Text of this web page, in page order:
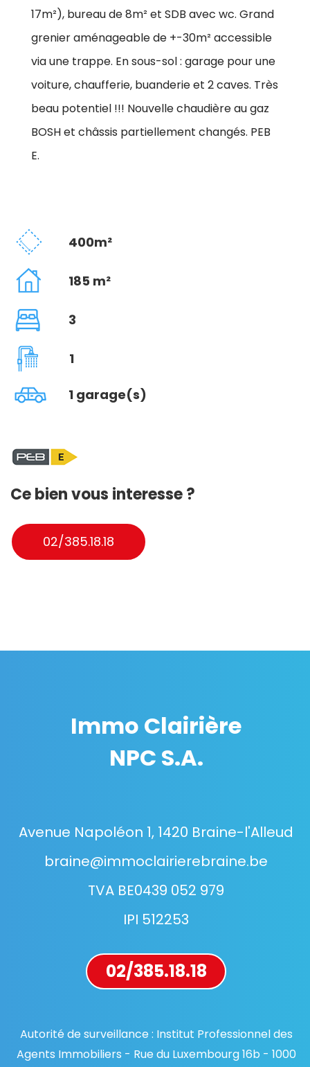
17m²), bureau de 8m² et SDB avec wc. Grand
grenier aménageable de +-30m² accessible
via une trappe. En sous-sol : garage pour une
voiture, chaufferie, buanderie et 2 caves. Très
beau potentiel !!! Nouvelle chaudière au gaz
BOSH et châssis partiellement changés. PEB
E.
400m²
185 m²
3
1
1 garage(s)
Ce bien vous interesse ?
02/385.18.18
Immo Clairière
NPC S.A.
Avenue Napoléon 1, 1420 Braine-l'Alleud
braine@immoclairierebraine.be
TVA BE0439 052 979
IPI 512253
02/385.18.18
Autorité de surveillance : Institut Professionnel des
Agents Immobiliers - Rue du Luxembourg 16b - 1000